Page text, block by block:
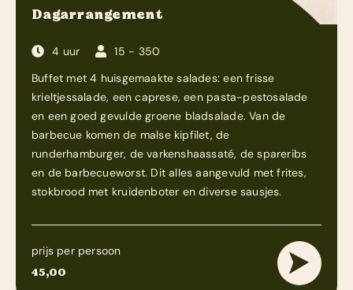
Dagarrangement
4 uur
15 - 350
Buffet met 4 huisgemaakte salades: een frisse
krieltjessalade, een caprese, een pasta-pestosalade
en een goed gevulde groene bladsalade. Van de
barbecue komen de malse kipfilet, de
runderhamburger, de varkenshaassaté, de spareribs
en de barbecueworst. Dit alles aangevuld met frites,
stokbrood met kruidenboter en diverse sausjes.
prijs per persoon
45,00